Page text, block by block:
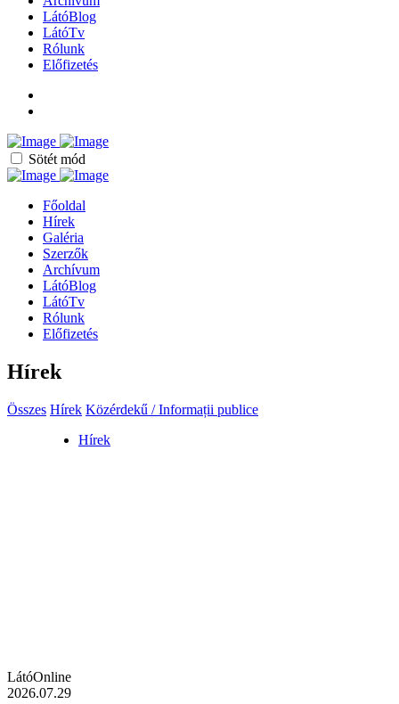
LátóBlog
LátóTv
Rólunk
Előfizetés
Sötét mód
Főoldal
Hírek
Galéria
Szerzők
Archívum
LátóBlog
LátóTv
Rólunk
Előfizetés
Hírek
Összes Hírek Közérdekű / Informații publice
Hírek
LátóOnline
2026.07.29